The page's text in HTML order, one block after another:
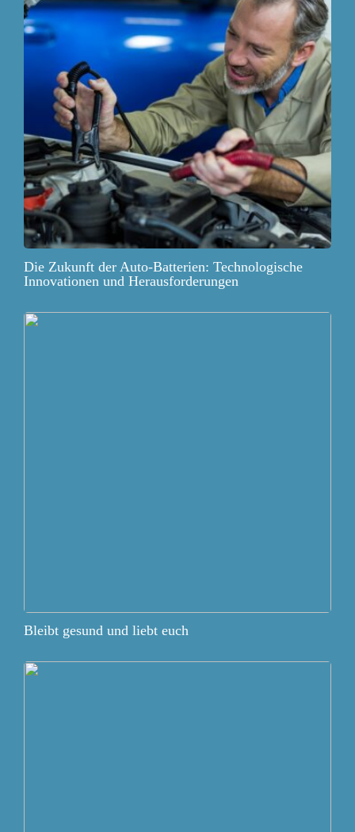
Die Zukunft der Auto-Batterien: Technologische
Innovationen und Herausforderungen
Bleibt gesund und liebt euch